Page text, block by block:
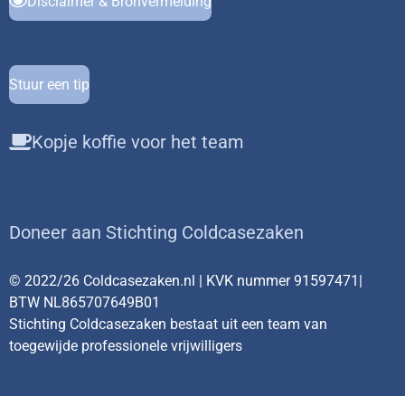
Stuur een tip
Kopje koffie voor het team
Doneer aan Stichting Coldcasezaken
© 2022/26 Coldcasezaken.nl | KVK nummer 91597471|
BTW NL865707649B01
Stichting Coldcasezaken bestaat uit een team van
toegewijde professionele vrijwilligers